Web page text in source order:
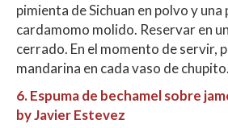
pimienta de Sichuan en polvo y una
cardamomo molido. Reservar en
cerrado. En el momento de servir,
mandarina en cada vaso de chupito.
6.Espuma de bechamel sobre
by Javier Estevez